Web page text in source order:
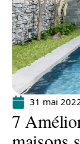
31 mai
7